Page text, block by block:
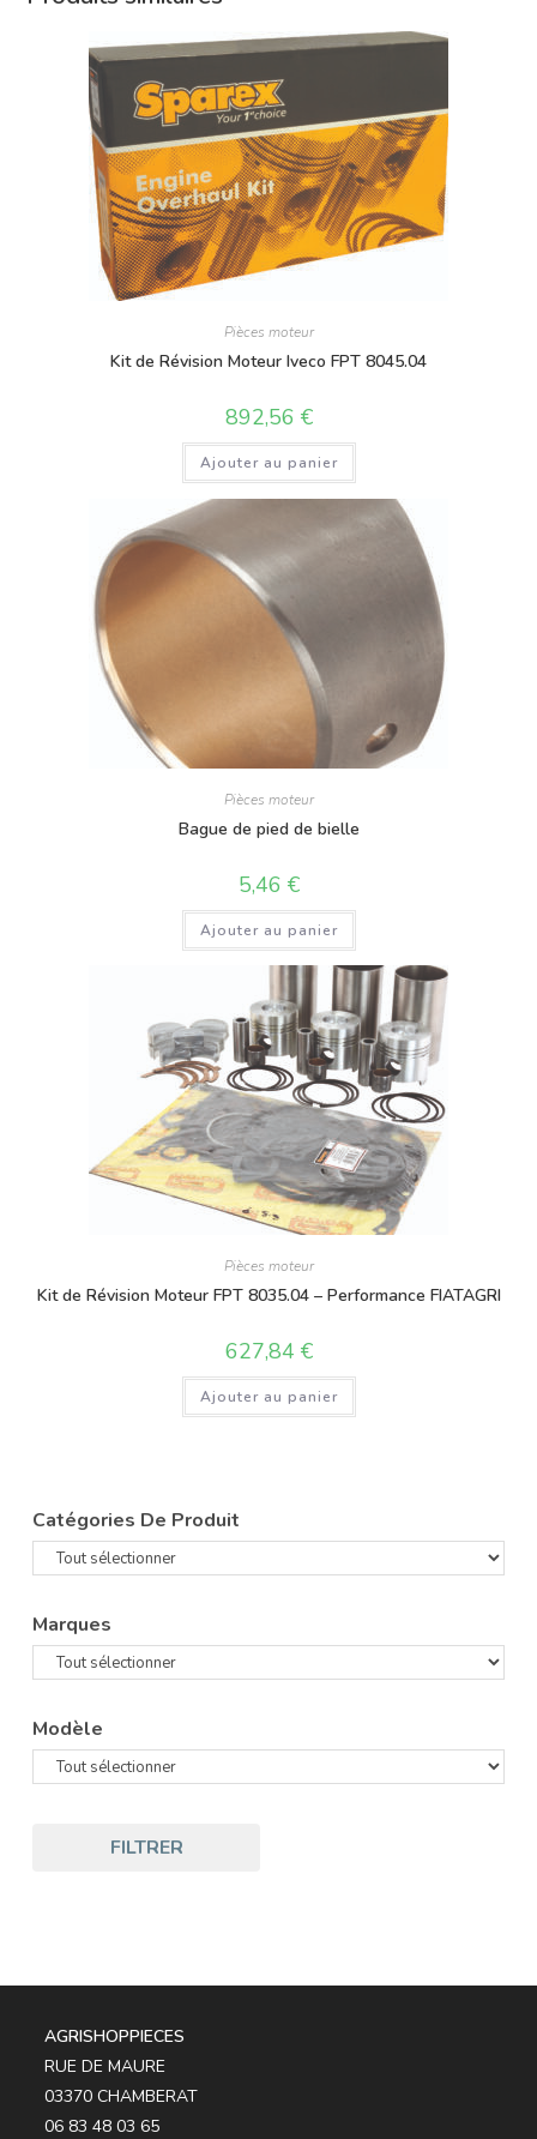
Pièces moteur
Kit de Révision Moteur Iveco FPT 8045.04
892,56 €
Ajouter au panier
Pièces moteur
Bague de pied de bielle
5,46 €
Ajouter au panier
Pièces moteur
Kit de Révision Moteur FPT 8035.04 – Performance FIATAGRI
627,84 €
Ajouter au panier
Catégories De Produit
Marques
Modèle
FILTRER
AGRISHOPPIECES
RUE DE MAURE
03370 CHAMBERAT
06 83 48 03 65